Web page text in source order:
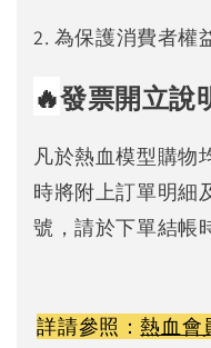
2. 為保護消費者權
🔥發票開立說
凡於熱血模型購物
時將附上訂單明細
號，請於下單結帳
詳請參照：熱血會